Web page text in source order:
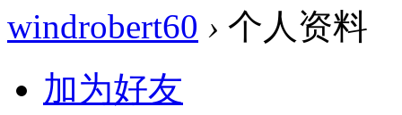
windrobert60 › 个人资料
加为好友